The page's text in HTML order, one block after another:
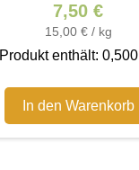
7,50€
15,00 €/ kg
Produkt enthält: 0,500
In den Warenkorb